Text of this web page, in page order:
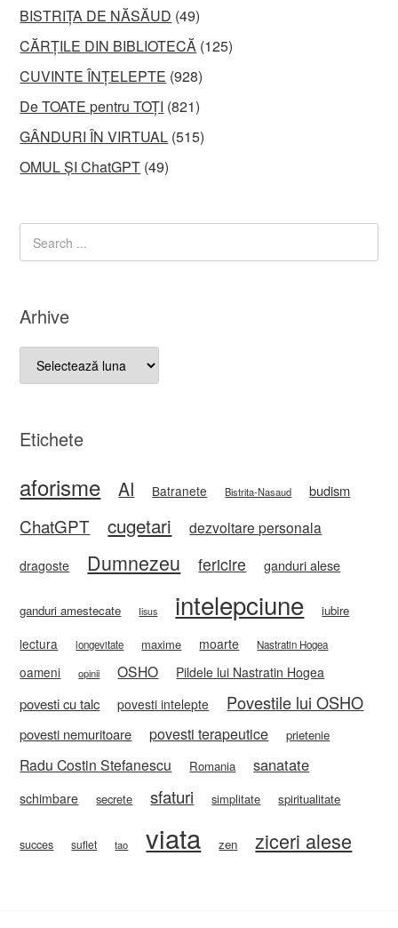
BISTRIȚA DE NĂSĂUD (49)
CĂRȚILE DIN BIBLIOTECĂ (125)
CUVINTE ÎNȚELEPTE (928)
De TOATE pentru TOȚI (821)
GÂNDURI ÎN VIRTUAL (515)
OMUL ȘI ChatGPT (49)
Arhive
Arhive
Etichete
aforisme AI Batranete Bistrita-Nasaud budism
ChatGPT cugetari dezvoltare personala
dragoste Dumnezeu fericire ganduri alese
ganduri amestecate Iisus intelepciune iubire
lectura longevitate maxime moarte Nastratin Hogea
oameni opinii OSHO Pildele lui Nastratin Hogea
povesti cu talc povesti intelepte Povestile lui OSHO
povesti nemuritoare povesti terapeutice prietenie
Radu Costin Stefanescu Romania sanatate
schimbare secrete sfaturi simplitate spiritualitate
succes suflet tao viata zen ziceri alese